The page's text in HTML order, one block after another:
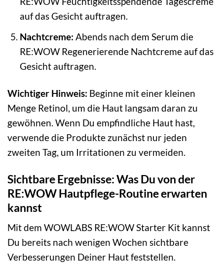
auf das Gesicht auftragen.
Nachtcreme: Abends nach dem Serum die
RE:WOW Regenerierende Nachtcreme auf das
Gesicht auftragen.
Wichtiger Hinweis: Beginne mit einer kleinen
Menge Retinol, um die Haut langsam daran zu
gewöhnen. Wenn Du empfindliche Haut hast,
verwende die Produkte zunächst nur jeden
zweiten Tag, um Irritationen zu vermeiden.
Sichtbare Ergebnisse: Was Du von der
RE:WOW Hautpflege-Routine erwarten
kannst
Mit dem WOWLABS RE:WOW Starter Kit kannst
Du bereits nach wenigen Wochen sichtbare
Verbesserungen Deiner Haut feststellen.